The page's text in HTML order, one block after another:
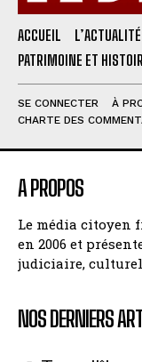
ACCUEIL
PATRIMOINE ET
SE CONNECTER À
CHARTE DES
A PROPOS
Le média citoyen
en 2006 et
judiciaire,
NOS DERNIERS